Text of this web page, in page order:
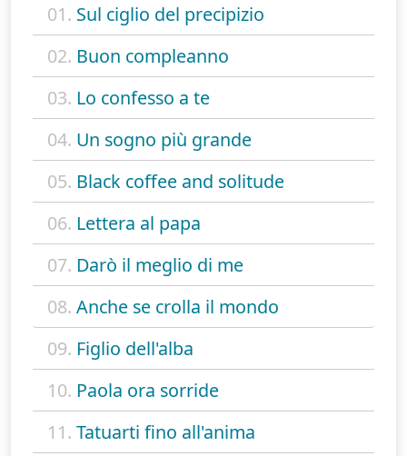
01. Sul ciglio del precipizio
02. Buon compleanno
03. Lo confesso a te
04. Un sogno più grande
05. Black coffee and solitude
06. Lettera al papa
07. Darò il meglio di me
08. Anche se crolla il mondo
09. Figlio dell'alba
10. Paola ora sorride
11. Tatuarti fino all'anima